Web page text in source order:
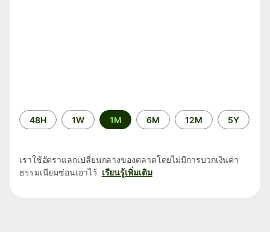
ระยะ
เวลา
48H 1W 1M 6M 12M 5Y
เราใช้อัตราแลกเปลี่ยนกลางของตลาดโดยไม่มีการบวกเงินค่า
ธรรมเนียมซ่อนเอาไว้ เรียนรู้เพิ่มเติม